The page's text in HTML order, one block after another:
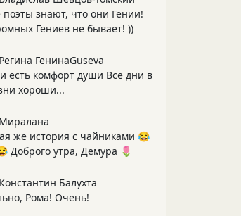
поэты знают, что они Гении!
Гениев не бывает! ))
Регина ГенинаGuseva
есть комфорт души Все дни в
хороши...
Миралана
же история с чайниками 😂
Доброго утра, Демура 🌷
Константин Балухта
Рома! Очень!